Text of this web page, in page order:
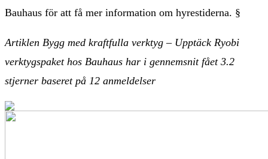
Bauhaus för att få mer information om hyrestiderna. §
Artiklen Bygg med kraftfulla verktyg – Upptäck Ryobi
verktygspaket hos Bauhaus har i gennemsnit fået 3.2
stjerner baseret på 12 anmeldelser